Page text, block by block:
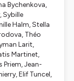
Bychenkova,
Sybille
Halm, Stella
Théo
Larit,
Martinet,
Priem, Jean-
Elif Tuncel,